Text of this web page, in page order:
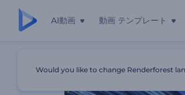
AI動画 動画 テンプレート
Would you like to change Renderforest